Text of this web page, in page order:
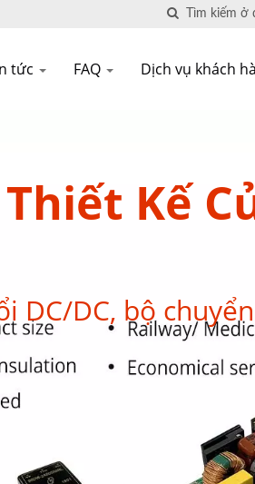
tức FAQ Dịch vụ khách
Kế
DC/DC, bộ